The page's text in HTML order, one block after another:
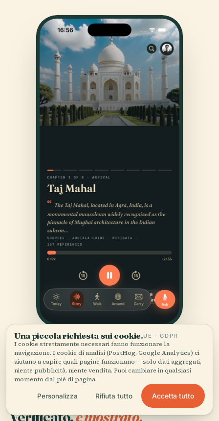
Verificato,e mostrato.
Una piccola richiesta sui cookie.UE · GDPR
I cookie strettamente necessari fanno funzionare la
navigazione. I cookie di analisi (PostHog, Google Analytics) ci
aiutano a capire quali pagine funzionano — solo dati aggregati,
niente pubblicità, niente vendita. Puoi cambiare in qualsiasi
momento dal piè di pagina.
Personalizza Rifiuta tutto Accetta tutto